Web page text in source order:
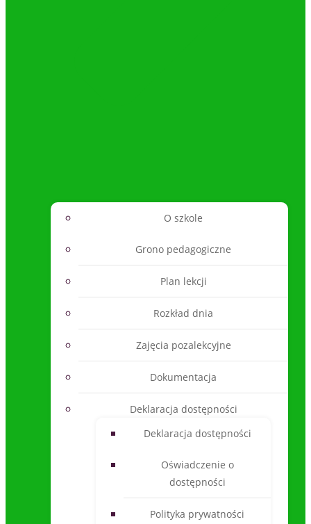
O szkole
Grono pedagogiczne
Plan lekcji
Rozkład dnia
Zajęcia pozalekcyjne
Dokumentacja
Deklaracja dostępności
Deklaracja dostępności
Oświadczenie o
dostępności
Polityka prywatności